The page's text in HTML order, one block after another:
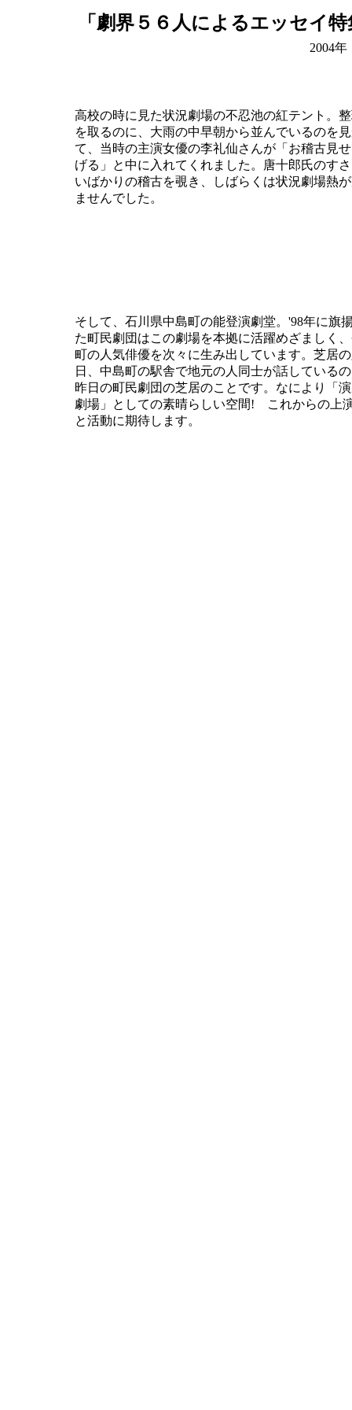
「劇界５６人によるエッセイ
2004
高校の時に見た状況劇場の不忍池の紅テント。
を取るのに、大雨の中早朝から並んでいるのを
て、当時の主演女優の李礼仙さんが「お稽古見
げる」と中に入れてくれました。唐十郎氏のす
いばかりの稽古を覗き、しばらくは状況劇場熱
ませんでした。
そして、石川県中島町の能登演劇堂。'98年に旗
た町民劇団はこの劇場を本拠に活躍めざましく
町の人気俳優を次々に生み出しています。芝居
日、中島町の駅舎で地元の人同士が話している
昨日の町民劇団の芝居のことです。なにより「
劇場」としての素晴らしい空間! これからの上
と活動に期待します。